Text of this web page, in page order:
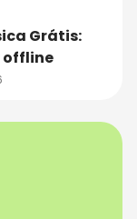
Grátis:
offline